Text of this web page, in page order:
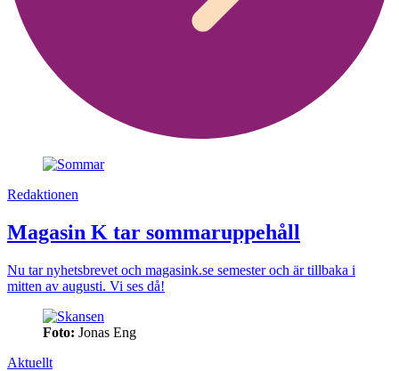
Redaktionen
Magasin K tar sommaruppehåll
Nu tar nyhetsbrevet och magasink.se semester och är tillbaka i
mitten av augusti. Vi ses då!
Foto: Jonas Eng
Aktuellt